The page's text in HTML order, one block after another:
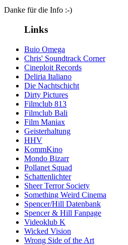
Danke für die Info :-)
Links
Buio Omega
Chris' Soundtrack Corner
Cineploit Records
Deliria Italiano
Die Nachtschicht
Dirty Pictures
Filmclub 813
Filmclub Bali
Film Maniax
Geisterhaltung
HHV
KommKino
Mondo Bizarr
Pollanet Squad
Schattenlichter
Sheer Terror Society
Something Weird Cinema
Spencer/Hill Datenbank
Spencer & Hill Fanpage
Videoklub K
Wicked Vision
Wrong Side of the Art